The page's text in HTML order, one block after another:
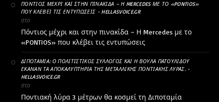
ΠΌΝΤΙΟΣ ΜΈΧΡΙ ΚΑΙ ΣΤΗΝ ΠΙΝΑΚΊΔΑ – Η MERCEDES ΜΕ ΤΟ «PONTIOS»
ΠΟΥ ΚΛΈΒΕΙ ΤΙΣ ΕΝΤΥΠΏΣΕΙΣ - HELLASVOICE.GR
στο
Πόντιος μέχρι και στην πινακίδα – Η Mercedes με το
«PONTIOS» που κλέβει τις εντυπώσεις
ΔΙΠΟΤΑΜΊΑ: Ο ΠΟΛΙΤΙΣΤΙΚΌΣ ΣΎΛΛΟΓΟΣ ΚΑΙ Η ΒΟΎΛΑ ΠΑΤΟΥΛΊΔΟΥ
ΈΚΑΝΑΝ ΤΑ ΑΠΟΚΑΛΥΠΤΉΡΙΑ ΤΗΣ ΜΕΤΑΛΛΙΚΉΣ ΠΟΝΤΙΑΚΉΣ ΛΎΡΑΣ. -
HELLASVOICE.GR
στο
Ποντιακή λύρα 3 μέτρων θα κοσμεί τη Διποταμία